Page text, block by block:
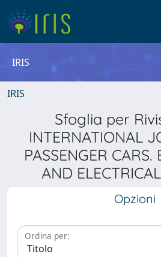
IRIS
IRIS
Sfoglia per
INTERNATIONAL
PASSENGER CARS.
AND
Opzioni
Ordina per: